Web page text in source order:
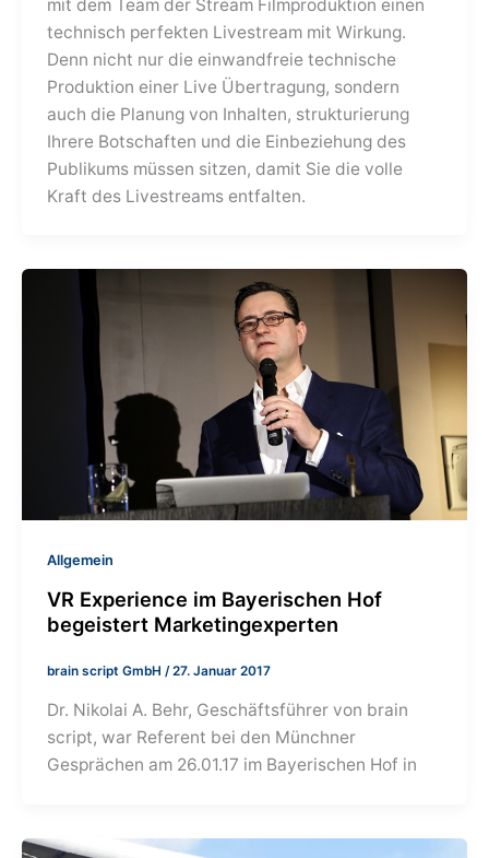
mit dem Team der Stream Filmproduktion einen
technisch perfekten Livestream mit Wirkung.
Denn nicht nur die einwandfreie technische
Produktion einer Live Übertragung, sondern
auch die Planung von Inhalten, strukturierung
Ihrere Botschaften und die Einbeziehung des
Publikums müssen sitzen, damit Sie die volle
Kraft des Livestreams entfalten.
Allgemein
VR Experience im Bayerischen Hof
begeistert Marketingexperten
brain script GmbH/27. Januar 2017
Dr. Nikolai A. Behr, Geschäftsführer von brain
script, war Referent bei den Münchner
Gesprächen am 26.01.17 im Bayerischen Hof in